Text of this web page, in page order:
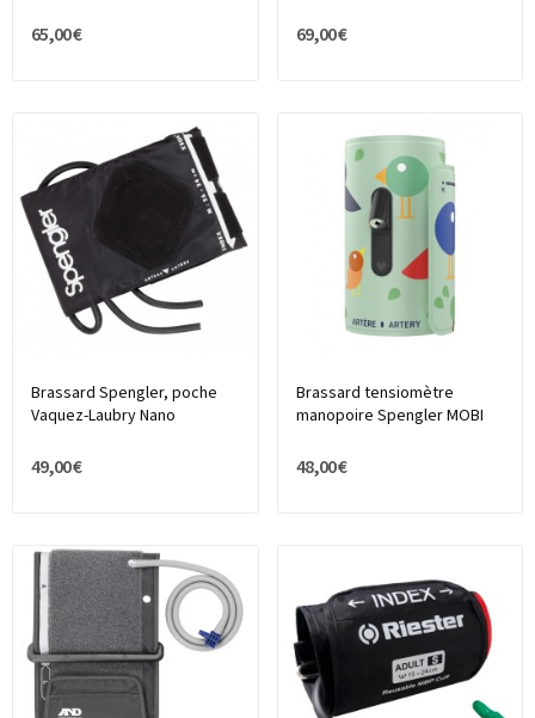
65,00 € 69,00 €
Brassard Spengler, poche
Vaquez-Laubry Nano
49,00 €
Brassard tensiomètre
manopoire Spengler MOBI
48,00 €